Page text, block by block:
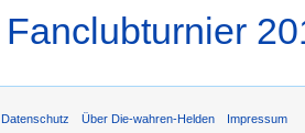
Fanclubturnier
Datenschutz Über Die-wahren-Helden Impressum